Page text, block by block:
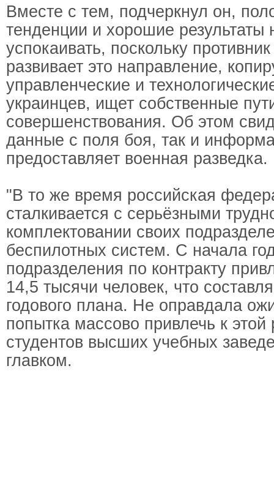
Вместе с тем, подчеркнул он,
тенденции и хорошие
успокаивать, поскольку
развивает это направление,
управленческие и
украинцев, ищет собственные
совершенствования. Об этом
данные с поля боя, так и
предоставляет военная разведка.
"В то же время российская
сталкивается с серьёзными
комплектовании своих
беспилотных систем. С начала
подразделения по контракту
14,5 тысячи человек, что
годового плана. Не оправдала
попытка массово привлечь к этой
студентов высших учебных
главком.